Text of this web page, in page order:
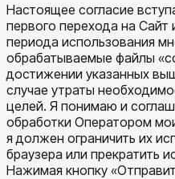
Настоящее согласие
первого перехода на Сайт
периода использования
обрабатываемые файлы
достижении указанных
случае утраты
целей. Я понимаю и
обработки Оператором
я должен ограничить их
браузера или прекратить
Нажимая кнопку